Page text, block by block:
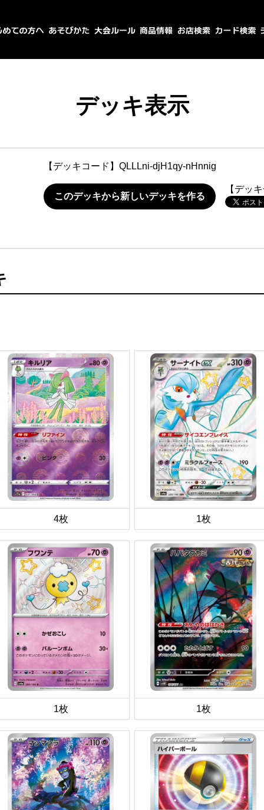
デッキ表示
【デッキコード】 QLLLni-djH1qy-nHnnig
このデッキから新しいデッキを作る
【デッ
4枚 1枚
1枚 1枚